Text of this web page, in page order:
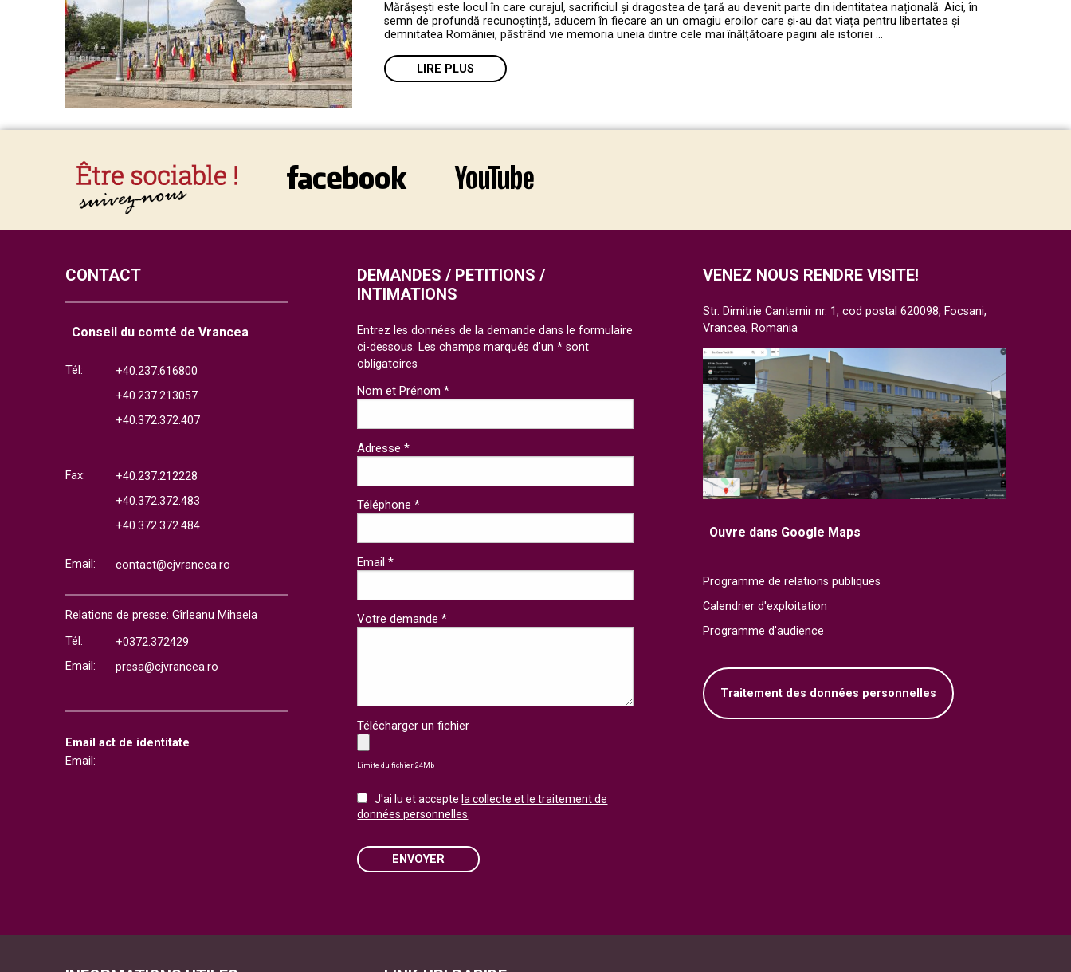
Mărășești este locul în care curajul, sacrificiul și dragostea de țară au devenit parte din identitatea națională. Aici, în
semn de profundă recunoștință, aducem în fiecare an un omagiu eroilor care și-au dat viața pentru libertatea și
demnitatea României, păstrând vie memoria uneia dintre cele mai înălțătoare pagini ale istoriei …
LIRE PLUS
CONTACT
Conseil du comté de Vrancea
Tél:
+40.237.616800
+40.237.213057
+40.372.372.407
Fax:
+40.237.212228
+40.372.372.483
+40.372.372.484
Email: contact@cjvrancea.ro
Relations de presse: Gîrleanu Mihaela
Tél:
+0372.372429
Email:
presa@cjvrancea.ro
Email act de identitate
Email:
VENEZ NOUS RENDRE VISITE!
Str. Dimitrie Cantemir nr. 1, cod postal 620098, Focsani,
Vrancea, Romania
Ouvre dans Google Maps
Programme de relations publiques
Calendrier d'exploitation
Programme d'audience
Traitement des données personnelles
DEMANDES / PETITIONS /
INTIMATIONS
Entrez les données de la demande dans le formulaire
ci-dessous. Les champs marqués d'un * sont
obligatoires
Nom et Prénom *
Adresse *
Téléphone *
Email *
Votre demande *
Télécharger un fichier
Limite du fichier 24Mb
J'ai lu et accepte la collecte et le traitement de
données personnelles
ENVOYER